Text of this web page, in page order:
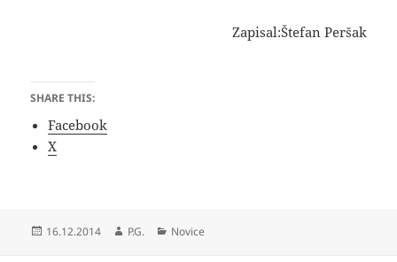
Zapisal:Štefan Peršak
SHARE THIS:
Facebook
X
Objavljeno
16.12.2014 Avtor
P.G. Kategorije
Novice